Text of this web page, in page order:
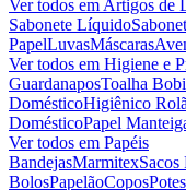
Ver todos em Artigos de
Sabonete Líquido
PapelLuvasMáscaras
Ver todos em Higiene e
GuardanaposToalha
DomésticoHigiênico
DomésticoPapel
Ver todos em Papéis
BandejasMarmitex
BolosPapelãoCoposPotes